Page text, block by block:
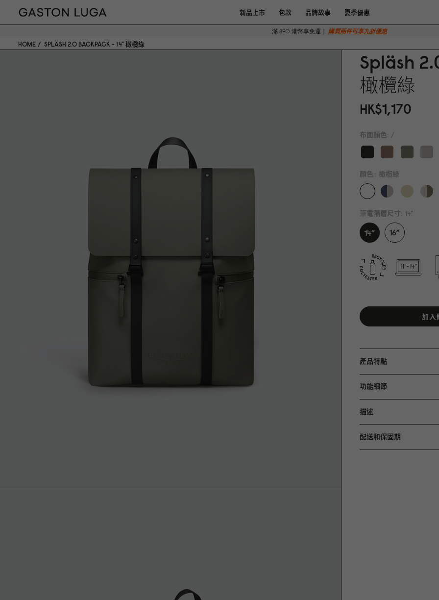
新品上市 包款 品牌故事 夏季優惠
滿 890 港幣享免運｜ 購買兩件可享九折優惠
HOME SPLÄSH 2.0 BACKPACK - 14" 橄欖綠
Spläsh 2.
橄欖綠
HK$1,170
布面顏色: /
顏色:: 橄欖綠
筆電隔層尺寸: 14"
加入
產品特點
功能細節
描述
配送和保固期